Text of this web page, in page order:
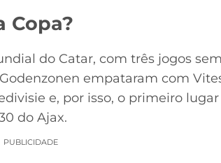
Copa?
do Catar, com três jogos
empataram com
e, por isso, o primeiro
do Ajax.
PUBLICIDADE